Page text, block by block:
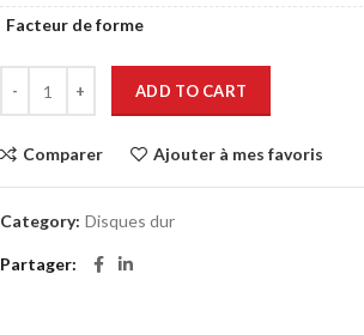
Facteur de forme
ADD TO CART
Comparer Ajouter à mes favoris
Category: Disques dur
Partager